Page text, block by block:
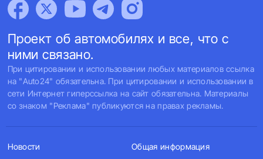
Проект об автомобилях и все, что с
ними связано.
При цитировании и использовании любых материалов ссылка
на "Auto24" обязательна. При цитировании и использовании в
сети Интернет гиперссылка на сайт обязательна. Материалы
со знаком "Реклама" публикуются на правах рекламы.
Новости Общая информация